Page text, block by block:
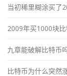
当初稀里糊涂买了
2009年买1000块比
九章能破解比特币
比特币为什么突然